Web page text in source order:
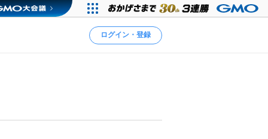
ログイン・登録